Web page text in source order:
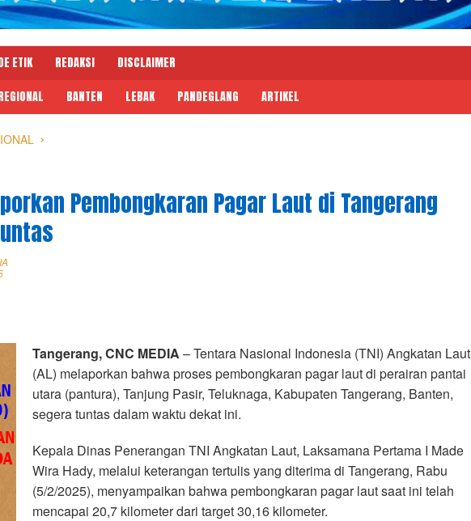
ETIK REDAKSI
DISCLAIMER
BANTEN LEBAK PANDEGLANG ARTIKEL
Pembongkaran Pagar Laut di Tangerang
Tangerang, CNC MEDIA – Tentara Nasional Indonesia (TNI) Angkatan Laut
(AL) melaporkan bahwa proses pembongkaran pagar laut di perairan pantai
utara (pantura), Tanjung Pasir, Teluknaga, Kabupaten Tangerang, Banten,
segera tuntas dalam waktu dekat ini.
Kepala Dinas Penerangan TNI Angkatan Laut, Laksamana Pertama I Made
Wira Hady, melalui keterangan tertulis yang diterima di Tangerang, Rabu
(5/2/2025), menyampaikan bahwa pembongkaran pagar laut saat ini telah
mencapai 20,7 kilometer dari target 30,16 kilometer.